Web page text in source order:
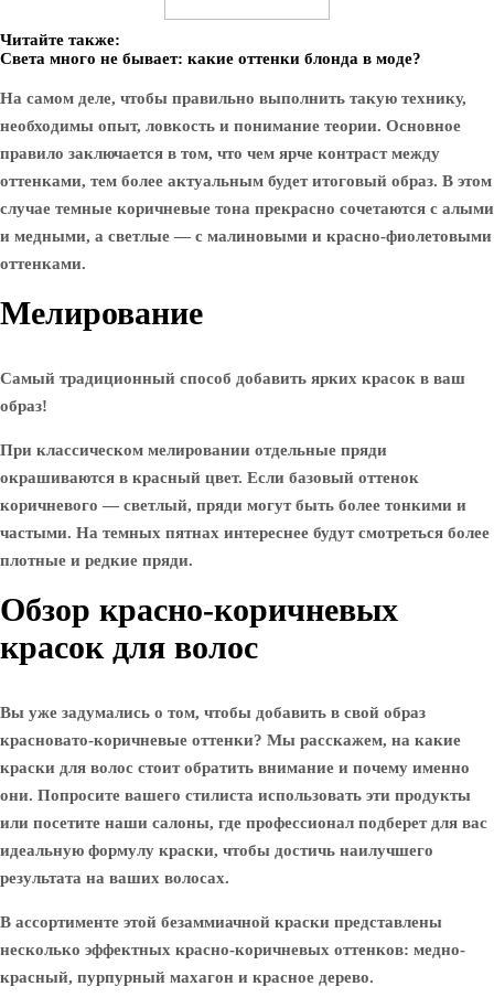
Читайте также:
Света много не бывает: какие оттенки блонда в моде?
На самом деле, чтобы правильно выполнить такую технику,
необходимы опыт, ловкость и понимание теории. Основное
правило заключается в том, что чем ярче контраст между
оттенками, тем более актуальным будет итоговый образ. В этом
случае темные коричневые тона прекрасно сочетаются с алыми
и медными, а светлые — с малиновыми и красно-фиолетовыми
оттенками.
Мелирование
Самый традиционный способ добавить ярких красок в ваш
образ!
При классическом мелировании отдельные пряди
окрашиваются в красный цвет. Если базовый оттенок
коричневого — светлый, пряди могут быть более тонкими и
частыми. На темных пятнах интереснее будут смотреться более
плотные и редкие пряди.
Обзор красно-коричневых
красок для волос
Вы уже задумались о том, чтобы добавить в свой образ
красновато-коричневые оттенки? Мы расскажем, на какие
краски для волос стоит обратить внимание и почему именно
они. Попросите вашего стилиста использовать эти продукты
или посетите наши салоны, где профессионал подберет для вас
идеальную формулу краски, чтобы достичь наилучшего
результата на ваших волосах.
В ассортименте этой безаммиачной краски представлены
несколько эффектных красно-коричневых оттенков: медно-
красный, пурпурный махагон и красное дерево.